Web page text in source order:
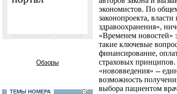
Обзоры
ТЕМЫ НОМЕРА
экономистов. По
законопроекта,
здравоохранения»,
«Временем новостей»
такие ключевые
финансирование,
страховых
«нововведения» --
возможность
выбора пациентом